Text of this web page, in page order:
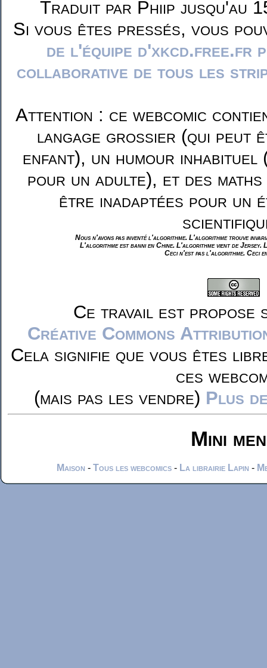
Traduit par Phiip jusqu'au
Si vous êtes pressés, vous
de l'équipe d'xkcd.free.fr
collaborative de tous les
Attention : ce webcomic
langage grossier (qui peut
enfant), un humour inhabituel
pour un adulte), et des maths
être inadaptées pour un
Nous n'avons pas inventé l'algorithme. L'algorithme trouve
L'algorithme est banni en Chine. L'algorithme vient de Jersey.
Ceci n'est pas l'algorithme. Ceci
Ce travail est propose
Créative Commons
Cela signifie que vous êtes
ces
(mais pas les vendre) Plus
Mini
Maison - Tous les webcomics - La librairie Lapin -